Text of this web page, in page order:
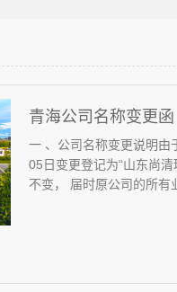
青海公司名称变更函
⼀ 、公司名称变更说明由
05⽇变更登记为“山东尚
不变， 届时原公司的所有